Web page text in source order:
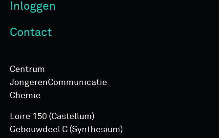
Inloggen
Contact
Centrum
Jongeren­Communicatie
Chemie
Loire 150 (Castellum)
Gebouwdeel C (Synthesium)